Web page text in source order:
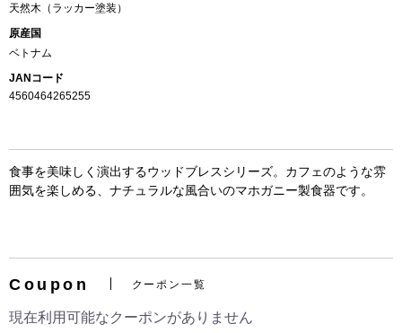
天然木（ラッカー塗装）
原産国
ベトナム
JANコード
4560464265255
食事を美味しく演出するウッドブレスシリーズ。カフェのような雰
囲気を楽しめる、ナチュラルな風合いのマホガニー製食器です。
Coupon クーポン一覧
現在利用可能なクーポンがありません